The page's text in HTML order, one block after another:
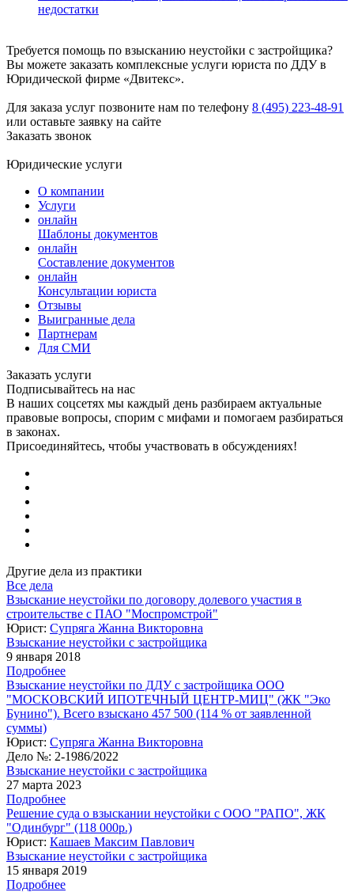
недостатки
Требуется помощь по взысканию неустойки с застройщика?
Вы можете заказать комплексные услуги юриста по ДДУ в
Юридической фирме «Двитекс».
Для заказа услуг позвоните нам по телефону 8 (495) 223-48-91
или оставьте заявку на сайте
Заказать звонок
Юридические услуги
О компании
Услуги
онлайн
Шаблоны документов
онлайн
Составление документов
онлайн
Консультации юриста
Отзывы
Выигранные дела
Партнерам
Для СМИ
Заказать услуги
Подписывайтесь на нас
В наших соцсетях мы каждый день разбираем актуальные
правовые вопросы, спорим с мифами и помогаем разбираться
в законах.
Присоединяйтесь, чтобы участвовать в обсуждениях!
Другие дела из практики
Все дела
Взыскание неустойки по договору долевого участия в
строительстве с ПАО "Моспромстрой"
Юрист: Супряга Жанна Викторовна
Взыскание неустойки с застройщика
9 января 2018
Подробнее
Взыскание неустойки по ДДУ с застройщика ООО
"МОСКОВСКИЙ ИПОТЕЧНЫЙ ЦЕНТР-МИЦ" (ЖК "Эко
Бунино"). Всего взыскано 457 500 (114 % от заявленной
суммы)
Юрист: Супряга Жанна Викторовна
Дело №: 2-1986/2022
Взыскание неустойки с застройщика
27 марта 2023
Подробнее
Решение суда о взыскании неустойки с ООО "РАПО", ЖК
"Одинбург" (118 000р.)
Юрист: Кашаев Максим Павлович
Взыскание неустойки с застройщика
15 января 2019
Подробнее